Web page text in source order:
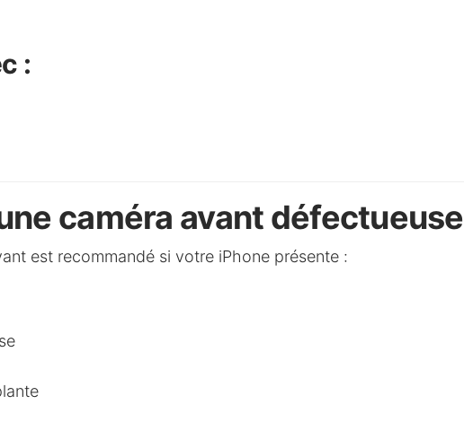
:
caméra avant défectueuse
est recommandé si votre iPhone présente :